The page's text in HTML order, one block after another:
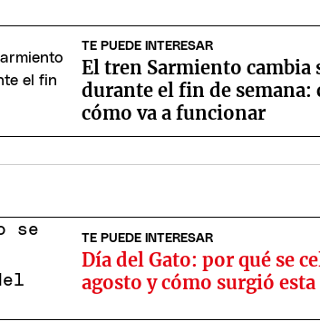
TE PUEDE INTERESAR
El tren Sarmiento cambia
durante el fin de semana:
cómo va a funcionar
TE PUEDE INTERESAR
Día del Gato: por qué se
agosto y cómo surgió esta